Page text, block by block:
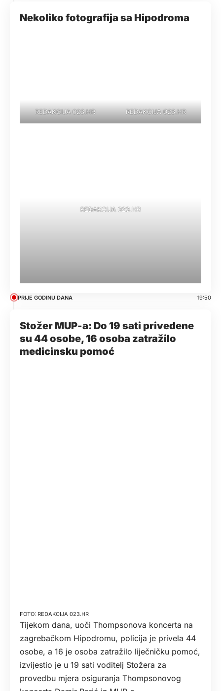
Nekoliko fotografija sa Hipodroma
REDAKCIJA 023.HR REDAKCIJA 023.HR
REDAKCIJA 023.HR
PRIJE GODINU DANA 19:50
Stožer MUP-a: Do 19 sati privedene
su 44 osobe, 16 osoba zatražilo
medicinsku pomoć
REDAKCIJA 023.HR
Tijekom dana, uoči Thompsonova koncerta na
zagrebačkom Hipodromu, policija je privela 44
osobe, a 16 je osoba zatražilo liječničku pomoć,
izvijestio je u 19 sati voditelj Stožera za
provedbu mjera osiguranja Thompsonovog